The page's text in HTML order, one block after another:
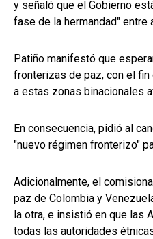
y señaló que el Gobierno
fase de la hermandad" entre
Patiño manifestó que
fronterizas de paz, con el
a estas zonas binacionales
En consecuencia, pidió al
"nuevo régimen fronterizo"
Adicionalmente, el
paz de Colombia y
la otra, e insistió en que las
todas las autoridades